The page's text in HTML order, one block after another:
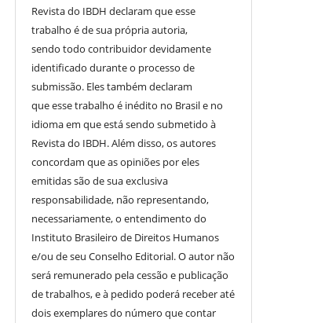
Revista do IBDH declaram que esse
trabalho é de sua própria autoria,
sendo todo contribuidor devidamente
identificado durante o processo de
submissão. Eles também declaram
que esse trabalho é inédito no Brasil e no
idioma em que está sendo submetido à
Revista do IBDH. Além disso, os autores
concordam que as opiniões por eles
emitidas são de sua exclusiva
responsabilidade, não representando,
necessariamente, o entendimento do
Instituto Brasileiro de Direitos Humanos
e/ou de seu Conselho Editorial. O autor não
será remunerado pela cessão e publicação
de trabalhos, e à pedido poderá receber até
dois exemplares do número que contar